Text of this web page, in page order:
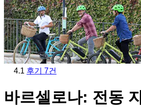
4.1 후기 7건
바르셀로나: 전동